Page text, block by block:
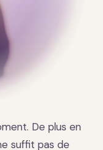
De plus en
suffit pas de